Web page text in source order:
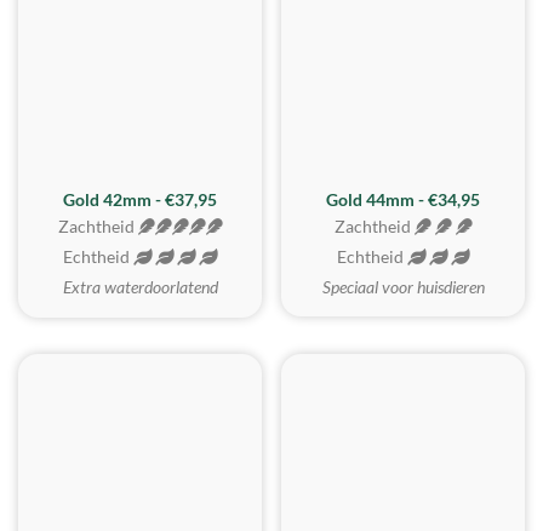
ZACHTSTE
Gold 42mm - €37,95
Zachtheid
Echtheid
Extra waterdoorlatend
Gold 44mm - €34,95
Zachtheid
Echtheid
Speciaal voor huisdieren